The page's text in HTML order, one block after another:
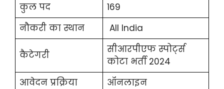
कुल पद
169
नौकरी का स्थान
All India
कैटेगरी
सीआरपीएफ स्पोर्ट्स
कोटा भर्ती 2024
आवेदन प्रक्रिया
ऑनलाइन